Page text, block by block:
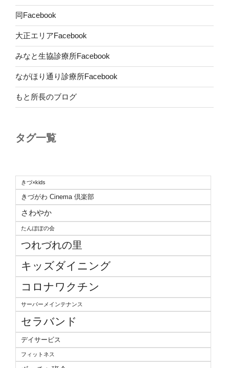
同Facebook
大正エリアFacebook
みなと生協診療所Facebook
ながほり通り診療所Facebook
もと所長のブログ
タグ一覧
きづ×kids
きづがわ Cinema 倶楽部
さわやか
たんぽぽの会
つれづれの里
キッズダイニング
コロナワクチン
サーバーメインテナンス
セラバンド
デイサービス
フィットネス